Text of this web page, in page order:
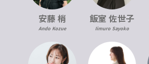
安藤 梢
Ando Kozue
飯室 佐世子
Iimuro Sayoko